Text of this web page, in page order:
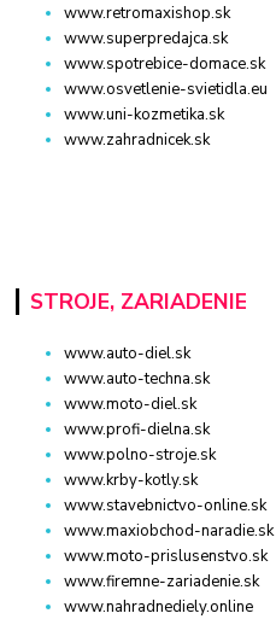
www.retromaxishop.sk
www.superpredajca.sk
www.spotrebice-domace.sk
www.osvetlenie-svietidla.eu
www.uni-kozmetika.sk
www.zahradnicek.sk
STROJE, ZARIADENIE
www.auto-diel.sk
www.auto-techna.sk
www.moto-diel.sk
www.profi-dielna.sk
www.polno-stroje.sk
www.krby-kotly.sk
www.stavebnictvo-online.sk
www.maxiobchod-naradie.sk
www.moto-prislusenstvo.sk
www.firemne-zariadenie.sk
www.nahradnediely.online